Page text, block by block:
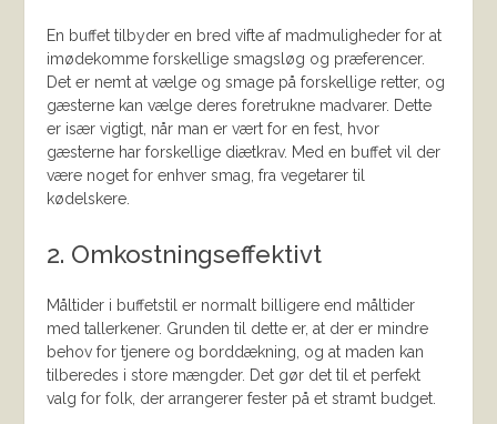
En buffet tilbyder en bred vifte af madmuligheder for at
imødekomme forskellige smagsløg og præferencer.
Det er nemt at vælge og smage på forskellige retter, og
gæsterne kan vælge deres foretrukne madvarer. Dette
er især vigtigt, når man er vært for en fest, hvor
gæsterne har forskellige diætkrav. Med en buffet vil der
være noget for enhver smag, fra vegetarer til
kødelskere.
2. Omkostningseffektivt
Måltider i buffetstil er normalt billigere end måltider
med tallerkener. Grunden til dette er, at der er mindre
behov for tjenere og borddækning, og at maden kan
tilberedes i store mængder. Det gør det til et perfekt
valg for folk, der arrangerer fester på et stramt budget.